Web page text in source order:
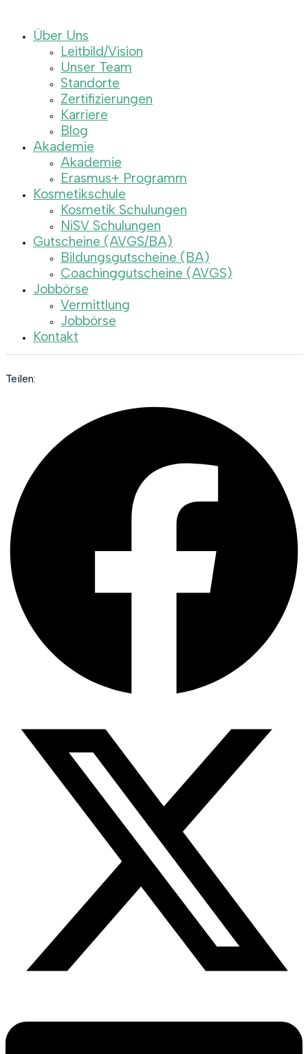
Über Uns
Leitbild/Vision
Unser Team
Standorte
Zertifizierungen
Karriere
Blog
Akademie
Akademie
Erasmus+ Programm
Kosmetikschule
Kosmetik Schulungen
NiSV Schulungen
Gutscheine (AVGS/BA)
Bildungsgutscheine (BA)
Coachinggutscheine (AVGS)
Jobbörse
Vermittlung
Jobbörse
Kontakt
Teilen: